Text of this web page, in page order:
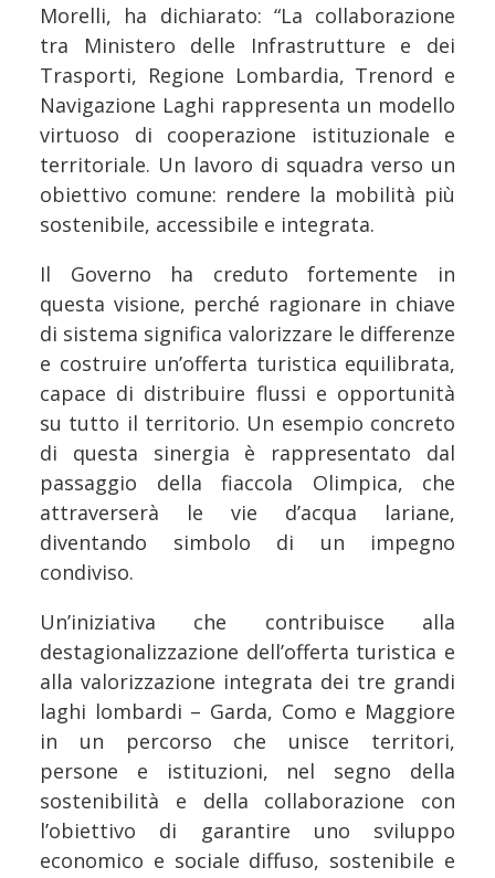
Morelli, ha dichiarato: “La collaborazione
tra Ministero delle Infrastrutture e dei
Trasporti, Regione Lombardia, Trenord e
Navigazione Laghi rappresenta un modello
virtuoso di cooperazione istituzionale e
territoriale. Un lavoro di squadra verso un
obiettivo comune: rendere la mobilità più
sostenibile, accessibile e integrata.
Il Governo ha creduto fortemente in
questa visione, perché ragionare in chiave
di sistema significa valorizzare le differenze
e costruire un’offerta turistica equilibrata,
capace di distribuire flussi e opportunità
su tutto il territorio. Un esempio concreto
di questa sinergia è rappresentato dal
passaggio della fiaccola Olimpica, che
attraverserà le vie d’acqua lariane,
diventando simbolo di un impegno
condiviso.
Un’iniziativa che contribuisce alla
destagionalizzazione dell’offerta turistica e
alla valorizzazione integrata dei tre grandi
laghi lombardi – Garda, Como e Maggiore
in un percorso che unisce territori,
persone e istituzioni, nel segno della
sostenibilità e della collaborazione con
l’obiettivo di garantire uno sviluppo
economico e sociale diffuso, sostenibile e